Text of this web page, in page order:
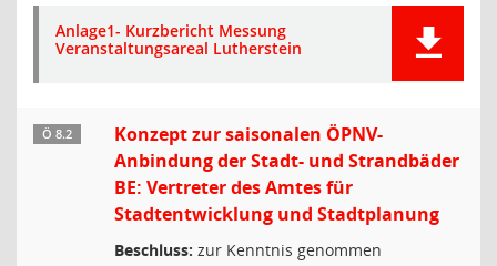
Anlage1- Kurzbericht Messung
Veranstaltungsareal Lutherstein
Ö 8.2
Konzept zur saisonalen ÖPNV-
Anbindung der Stadt- und Strandbäder
BE: Vertreter des Amtes für
Stadtentwicklung und Stadtplanung
Beschluss: zur Kenntnis genommen